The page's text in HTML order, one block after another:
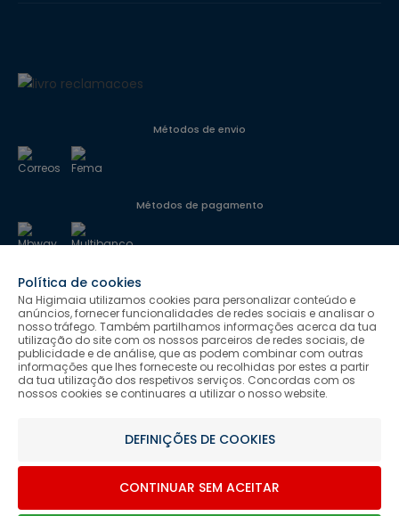
Métodos de envio
Métodos de pagamento
Siga-nos
Salvo indicação de contrário as promoções apresentadas são
Higimaia © 2026 Todos os direitos reservados. Designed & Developed
Política de cookies
Na Higimaia utilizamos cookies para personalizar conteúdo e
anúncios, fornecer funcionalidades de redes sociais e analisar o
nosso tráfego. Também partilhamos informações acerca da tua
utilização do site com os nossos parceiros de redes sociais, de
publicidade e de análise, que as podem combinar com outras
informações que lhes forneceste ou recolhidas por estes a partir
da tua utilização dos respetivos serviços. Concordas com os
nossos cookies se continuares a utilizar o nosso website.
DEFINIÇÕES DE COOKIES
CONTINUAR SEM ACEITAR